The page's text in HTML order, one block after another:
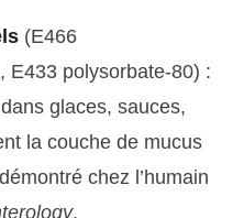
(E466
E433 polysorbate-80) :
glaces, sauces,
la couche de mucus
chez l’humain
.